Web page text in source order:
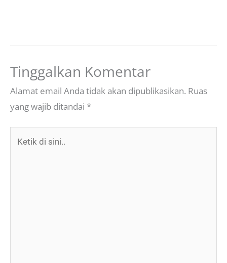
Tinggalkan Komentar
Alamat email Anda tidak akan dipublikasikan. Ruas
yang wajib ditandai *